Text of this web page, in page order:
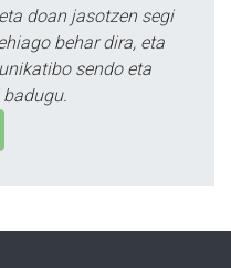
doan jasotzen segi
behar dira, eta
sendo eta